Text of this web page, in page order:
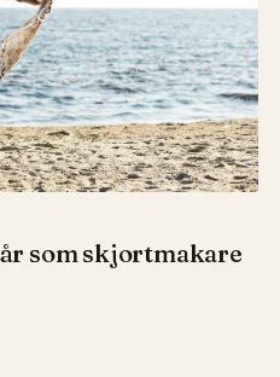
som skjortmakare